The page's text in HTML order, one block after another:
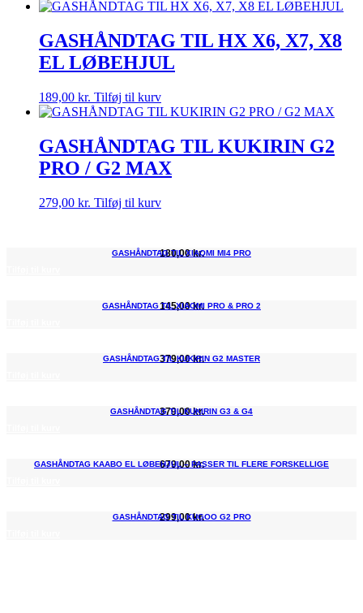
GASHÅNDTAG TIL HX X6, X7, X8
EL LØBEHJUL
189,00 kr. Tilføj til kurv
GASHÅNDTAG TIL KUKIRIN G2
PRO / G2 MAX
279,00 kr. Tilføj til kurv
180,00kr.
GASHÅNDTAG TIL XIAOMI MI4 PRO
145,00kr.
GASHÅNDTAG TIL XIAOMI PRO & PRO 2
379,00kr.
GASHÅNDTAG TIL KUKIRIN G2 MASTER
379,00kr.
GASHÅNDTAG TIL KUKIRIN G3 & G4
679,00kr.
GASHÅNDTAG KAABO EL LØBEHJUL – PASSER TIL FLERE FORSKELLIGE
299,00kr.
GASHÅNDTAG TIL KUGOO G2 PRO